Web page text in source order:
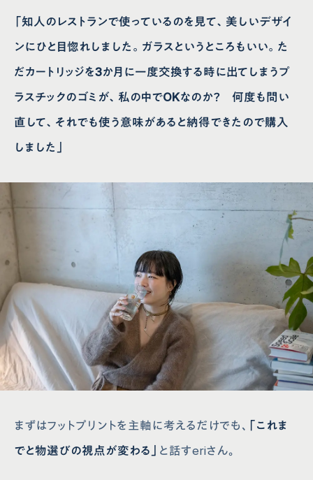
「知人のレストランで使っているのを見て、美しいデザイ
ンにひと目惚れしました。ガラスというところもいい。た
だカートリッジを3か月に一度交換する時に出てしまうプ
ラスチックのゴミが、私の中でOKなのか？ 何度も問い
直して、それでも使う意味があると納得できたので購入
しました」
まずはフットプリントを主軸に考えるだけでも、 「これま
でと物選びの視点が変わる」 と話すeriさん。